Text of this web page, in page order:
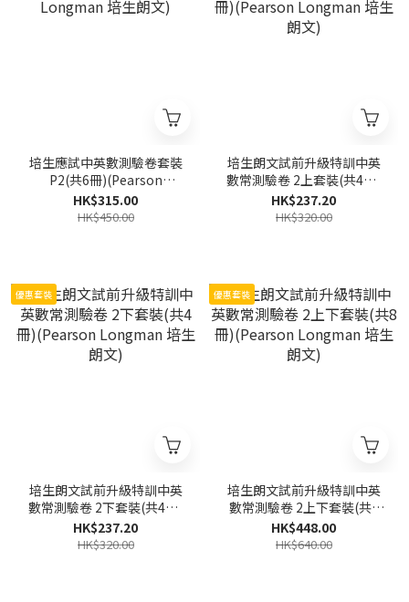
培生應試中英數測驗卷套裝
P2(共6冊)(Pearson
Longman 培生朗文)
HK$315.00
HK$450.00
培生朗文試前升級特訓中英
數常測驗卷 2上套裝(共4冊)
(Pearson Longman 培生朗
文)
HK$237.20
HK$320.00
優惠套裝
培生朗文試前升級特訓中英
數常測驗卷 2下套裝(共4冊)
(Pearson Longman 培生朗
文)
HK$237.20
HK$320.00
優惠套裝
培生朗文試前升級特訓中英
數常測驗卷 2上下套裝(共8
冊)(Pearson Longman 培
生朗文)
HK$448.00
HK$640.00